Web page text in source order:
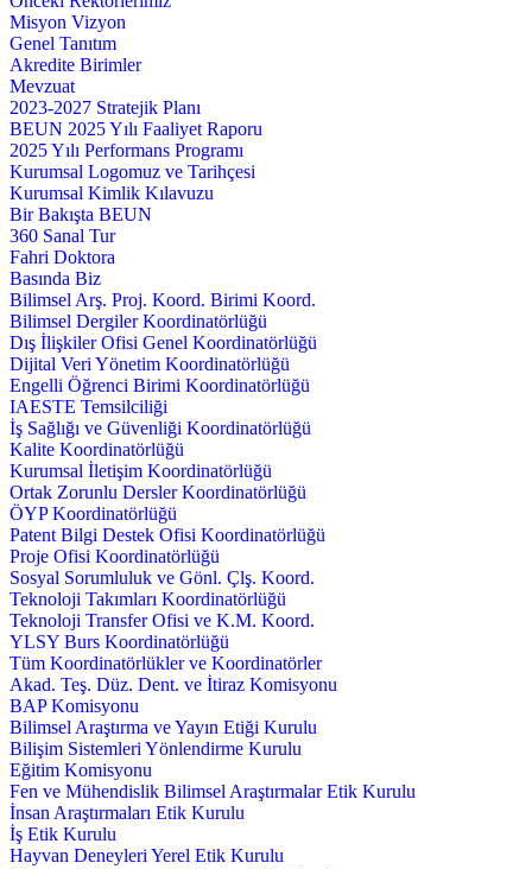
Misyon Vizyon
Genel Tanıtım
Akredite Birimler
Mevzuat
2023-2027 Stratejik Planı
BEUN 2025 Yılı Faaliyet Raporu
2025 Yılı Performans Programı
Kurumsal Logomuz ve Tarihçesi
Kurumsal Kimlik Kılavuzu
Bir Bakışta BEUN
360 Sanal Tur
Fahri Doktora
Basında Biz
Bilimsel Arş. Proj. Koord. Birimi Koord.
Bilimsel Dergiler Koordinatörlüğü
Dış İlişkiler Ofisi Genel Koordinatörlüğü
Dijital Veri Yönetim Koordinatörlüğü
Engelli Öğrenci Birimi Koordinatörlüğü
IAESTE Temsilciliği
İş Sağlığı ve Güvenliği Koordinatörlüğü
Kalite Koordinatörlüğü
Kurumsal İletişim Koordinatörlüğü
Ortak Zorunlu Dersler Koordinatörlüğü
ÖYP Koordinatörlüğü
Patent Bilgi Destek Ofisi Koordinatörlüğü
Proje Ofisi Koordinatörlüğü
Sosyal Sorumluluk ve Gönl. Çlş. Koord.
Teknoloji Takımları Koordinatörlüğü
Teknoloji Transfer Ofisi ve K.M. Koord.
YLSY Burs Koordinatörlüğü
Tüm Koordinatörlükler ve Koordinatörler
Akad. Teş. Düz. Dent. ve İtiraz Komisyonu
BAP Komisyonu
Bilimsel Araştırma ve Yayın Etiği Kurulu
Bilişim Sistemleri Yönlendirme Kurulu
Eğitim Komisyonu
Fen ve Mühendislik Bilimsel Araştırmalar Etik Kurulu
İnsan Araştırmaları Etik Kurulu
İş Etik Kurulu
Hayvan Deneyleri Yerel Etik Kurulu